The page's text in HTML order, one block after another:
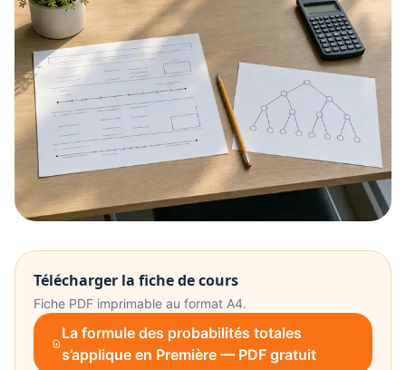
Télécharger la fiche de cours
Fiche PDF imprimable au format A4.
La formule des probabilités totales
s’applique en Première — PDF gratuit